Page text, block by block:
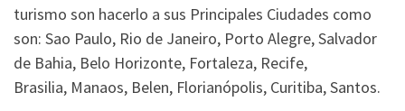
turismo son hacerlo a sus Principales Ciudades como
son: Sao Paulo, Rio de Janeiro, Porto Alegre, Salvador
de Bahia, Belo Horizonte, Fortaleza, Recife,
Brasilia, Manaos, Belen, Florianópolis, Curitiba, Santos.